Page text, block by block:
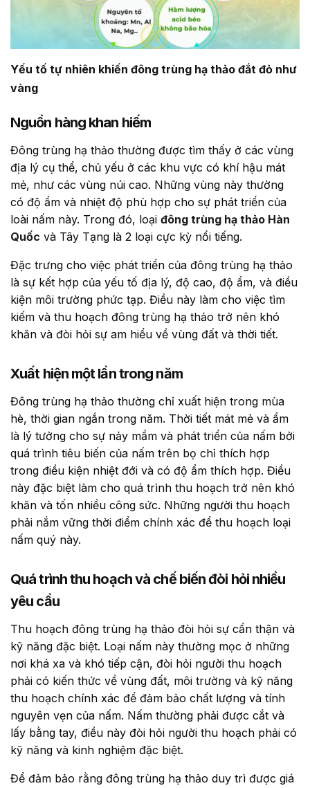
Yếu tố tự nhiên khiến đông trùng hạ thảo đắt đỏ như
vàng
Nguồn hàng khan hiếm
Đông trùng hạ thảo thường được tìm thấy ở các vùng
địa lý cụ thể, chủ yếu ở các khu vực có khí hậu mát
mẻ, như các vùng núi cao. Những vùng này thường
có độ ẩm và nhiệt độ phù hợp cho sự phát triển của
loài nấm này. Trong đó, loại đông trùng hạ thảo Hàn
Quốc và Tây Tạng là 2 loại cực kỳ nổi tiếng.
Đặc trưng cho việc phát triển của đông trùng hạ thảo
là sự kết hợp của yếu tố địa lý, độ cao, độ ẩm, và điều
kiện môi trường phức tạp. Điều này làm cho việc tìm
kiếm và thu hoạch đông trùng hạ thảo trở nên khó
khăn và đòi hỏi sự am hiểu về vùng đất và thời tiết.
Xuất hiện một lần trong năm
Đông trùng hạ thảo thường chỉ xuất hiện trong mùa
hè, thời gian ngắn trong năm. Thời tiết mát mẻ và ẩm
là lý tưởng cho sự nảy mầm và phát triển của nấm bởi
quá trình tiêu biến của nấm trên bọ chỉ thích hợp
trong điều kiện nhiệt đới và có độ ẩm thích hợp. Điều
này đặc biệt làm cho quá trình thu hoạch trở nên khó
khăn và tốn nhiều công sức. Những người thu hoạch
phải nắm vững thời điểm chính xác để thu hoạch loại
nấm quý này.
Quá trình thu hoạch và chế biến đòi hỏi nhiều
yêu cầu
Thu hoạch đông trùng hạ thảo đòi hỏi sự cẩn thận và
kỹ năng đặc biệt. Loại nấm này thường mọc ở những
nơi khá xa và khó tiếp cận, đòi hỏi người thu hoạch
phải có kiến thức về vùng đất, môi trường và kỹ năng
thu hoạch chính xác để đảm bảo chất lượng và tính
nguyên vẹn của nấm. Nấm thường phải được cắt và
lấy bằng tay, điều này đòi hỏi người thu hoạch phải có
kỹ năng và kinh nghiệm đặc biệt.
Để đảm bảo rằng đông trùng hạ thảo duy trì được giá